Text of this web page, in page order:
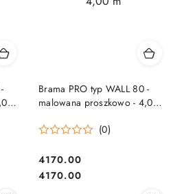
Brama PRO typ WALL 80 -
malowana proszkowo - 4,00
(0)
Cena:
4170.00
Cena:
4170.00